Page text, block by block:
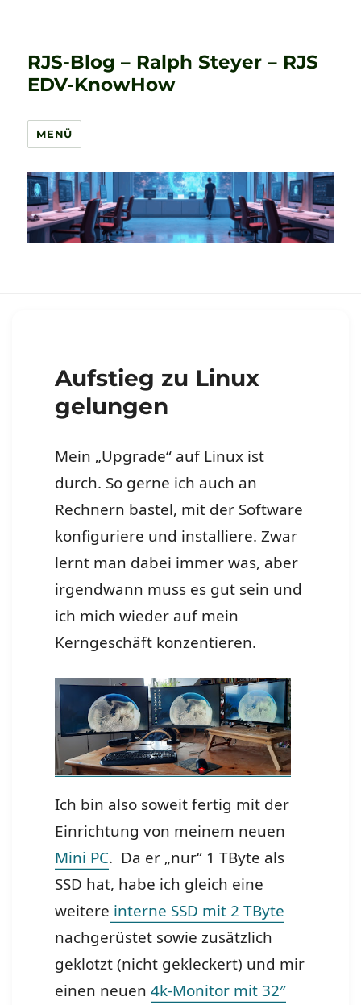
RJS-Blog – Ralph Steyer – RJS
EDV-KnowHow
MENÜ
Aufstieg zu Linux
gelungen
Mein „Upgrade“ auf Linux ist
durch. So gerne ich auch an
Rechnern bastel, mit der Software
konfiguriere und installiere. Zwar
lernt man dabei immer was, aber
irgendwann muss es gut sein und
ich mich wieder auf mein
Kerngeschäft konzentieren.
Ich bin also soweit fertig mit der
Einrichtung von meinem neuen
Mini PC. Da er „nur“ 1 TByte als
SSD hat, habe ich gleich eine
weitere interne SSD mit 2 TByte
nachgerüstet sowie zusätzlich
geklotzt (nicht gekleckert) und mir
einen neuen4k-Monitor mit 32″